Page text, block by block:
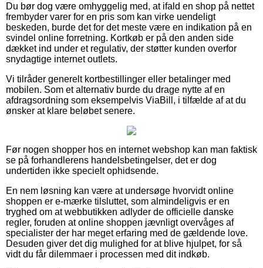
Du bør dog være omhyggelig med, at ifald en shop på nettet
frembyder varer for en pris som kan virke uendeligt
beskeden, burde det for det meste være en indikation på en
svindel online forretning. Kortkøb er på den anden side
dækket ind under et regulativ, der støtter kunden overfor
snydagtige internet outlets.
Vi tilråder generelt kortbestillinger eller betalinger med
mobilen. Som et alternativ burde du drage nytte af en
afdragsordning som eksempelvis ViaBill, i tilfælde af at du
ønsker at klare beløbet senere.
Før nogen shopper hos en internet webshop kan man faktisk
se på forhandlerens handelsbetingelser, det er dog
undertiden ikke specielt ophidsende.
En nem løsning kan være at undersøge hvorvidt online
shoppen er e-mærke tilsluttet, som almindeligvis er en
tryghed om at webbutikken adlyder de officielle danske
regler, foruden at online shoppen jævnligt overvåges af
specialister der har meget erfaring med de gældende love.
Desuden giver det dig mulighed for at blive hjulpet, for så
vidt du får dilemmaer i processen med dit indkøb.